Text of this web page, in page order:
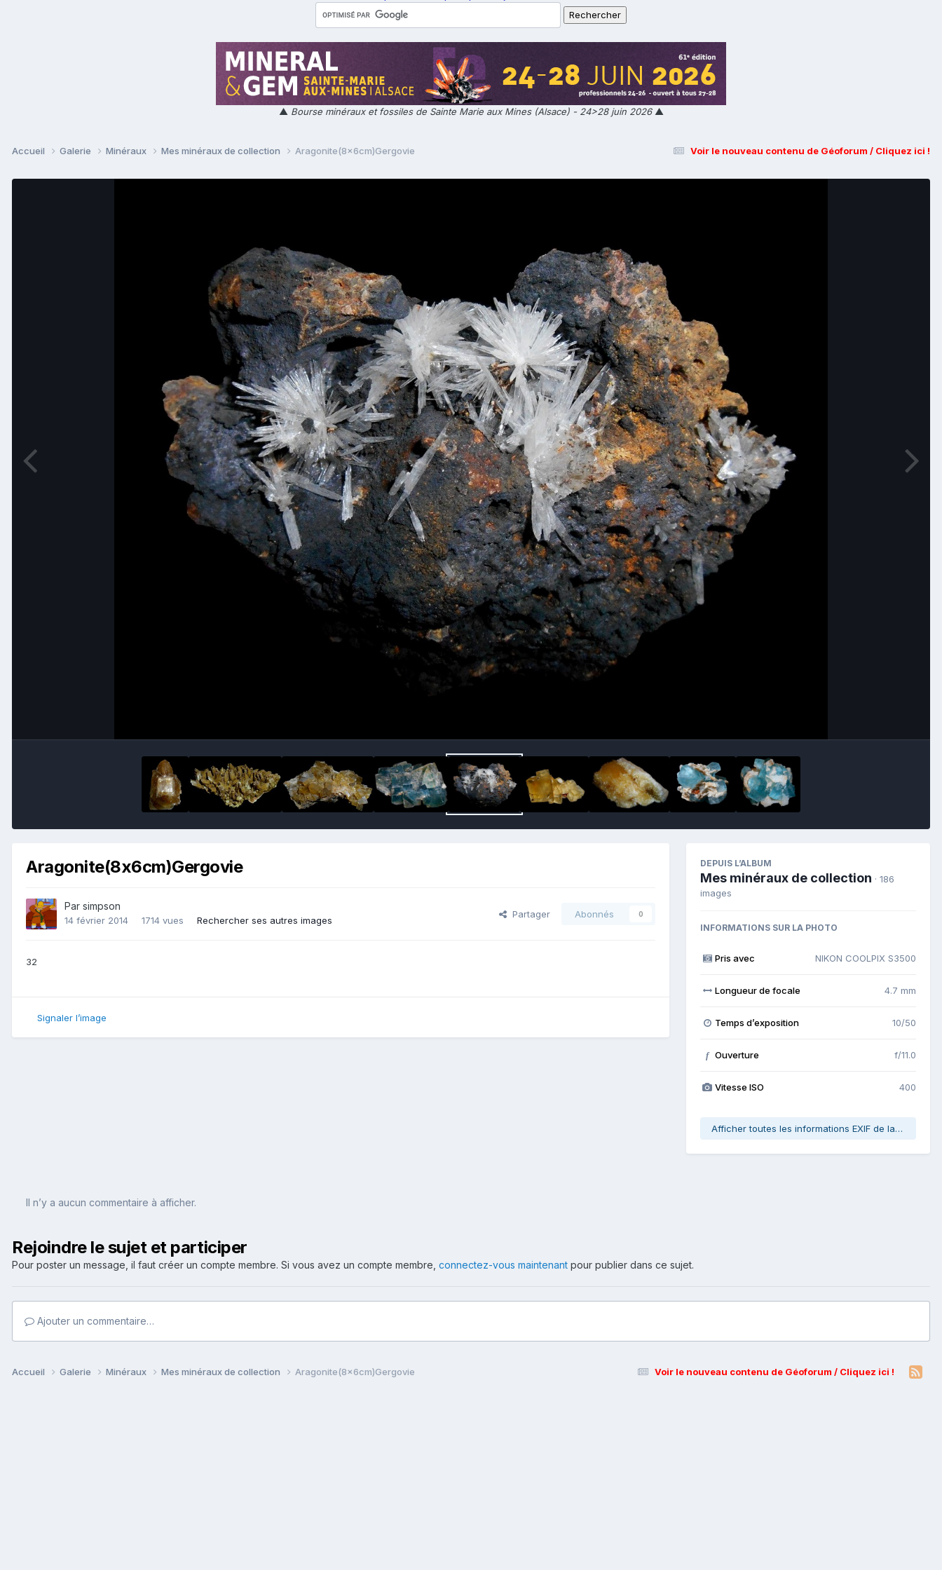
▲ Bourse minéraux et fossiles de Sainte Marie aux Mines (Alsace) - 24>28 juin 2026▲
Voir le nouveau contenu de Géoforum / Cliquez ici !
Accueil Galerie Minéraux Mes minéraux de collection Aragonite(8x6cm)Gergovie
Aragonite(8x6cm)Gergovie
Par simpson
14 février 2014 1714 vues Rechercher ses autres images
Partager Abonnés 0
32
Signaler l’image
DEPUIS L’ALBUM
Mes minéraux de collection · 186
images
INFORMATIONS SUR LA PHOTO
Pris avec NIKON COOLPIX S3500
Longueur de focale 4.7 mm
Temps d’exposition 10/50
f Ouverture f/11.0
Vitesse ISO 400
Afficher toutes les informations EXIF de la photo
Il n’y a aucun commentaire à afficher.
Rejoindre le sujet et participer
Pour poster un message, il faut créer un compte membre. Si vous avez un compte membre, connectez-vous maintenant pour publier dans ce sujet.
Ajouter un commentaire…
Voir le nouveau contenu de Géoforum / Cliquez ici !
Accueil Galerie Minéraux Mes minéraux de collection Aragonite(8x6cm)Gergovie